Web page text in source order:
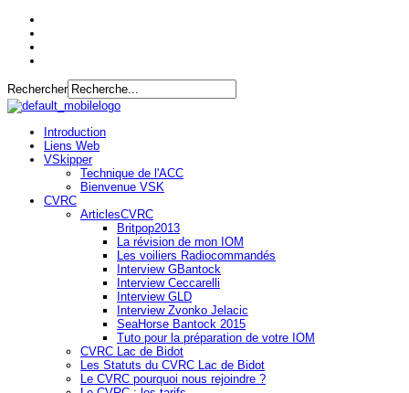
Rechercher
Introduction
Liens Web
VSkipper
Technique de l'ACC
Bienvenue VSK
CVRC
ArticlesCVRC
Britpop2013
La révision de mon IOM
Les voiliers Radiocommandés
Interview GBantock
Interview Ceccarelli
Interview GLD
Interview Zvonko Jelacic
SeaHorse Bantock 2015
Tuto pour la préparation de votre IOM
CVRC Lac de Bidot
Les Statuts du CVRC Lac de Bidot
Le CVRC pourquoi nous rejoindre ?